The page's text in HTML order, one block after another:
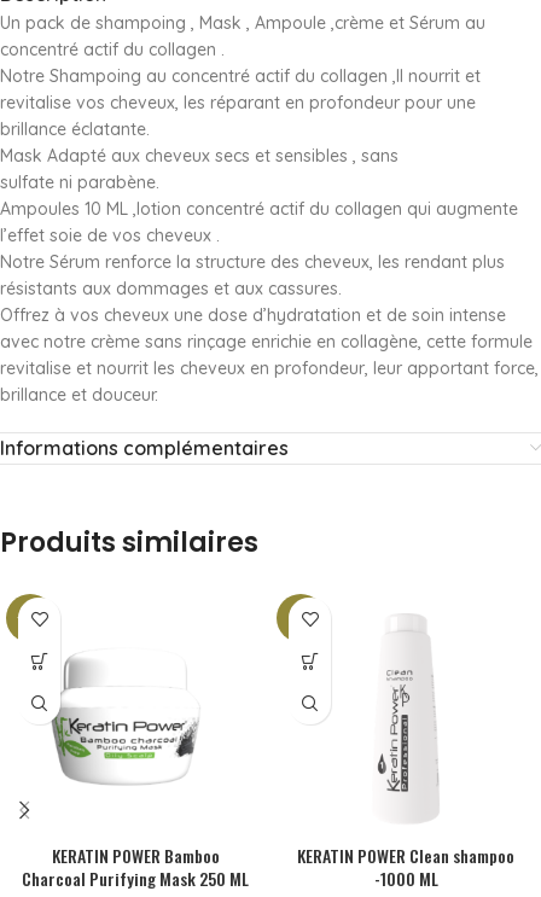
Un pack de shampoing , Mask , Ampoule ,crème et Sérum au
concentré actif du collagen .
Notre Shampoing au concentré actif du collagen ,Il nourrit et
revitalise vos cheveux, les réparant en profondeur pour une
brillance éclatante.
Mask Adapté aux cheveux secs et sensibles , sans
sulfate ni parabène.
Ampoules 10 ML ,lotion concentré actif du collagen qui augmente
l’effet soie de vos cheveux .
Notre Sérum renforce la structure des cheveux, les rendant plus
résistants aux dommages et aux cassures.
Offrez à vos cheveux une dose d’hydratation et de soin intense
avec notre crème sans rinçage enrichie en collagène, cette formule
revitalise et nourrit les cheveux en profondeur, leur apportant force,
brillance et douceur.
Informations complémentaires
Produits similaires
-18%
KERATIN POWER Bamboo
Charcoal Purifying Mask 250 ML
-11%
KERATIN POWER Clean shampoo
-1000 ML